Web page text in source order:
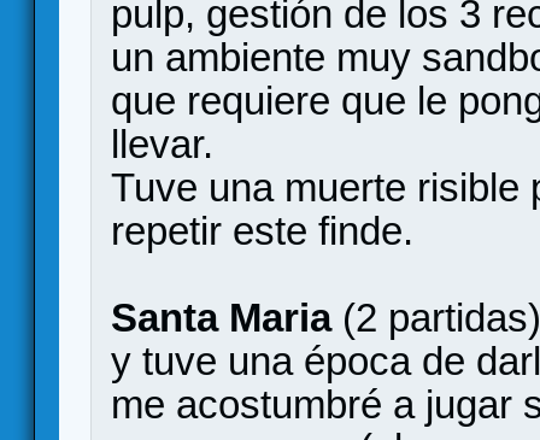
pulp, gestión de los 3
un ambiente muy
que requiere que le
llevar.
Tuve una muerte risible
repetir este finde.
Santa Maria(2
y tuve una época de
me acostumbré a jugar